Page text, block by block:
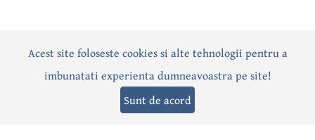
ActualitatePoliticăSocialEvenimentInterviuri
Editorial Sport Anunțuri
Acest site foloseste cookies si alte tehnologii pentru a
imbunatati experienta dumneavoastra pe site!
Sunt de acord